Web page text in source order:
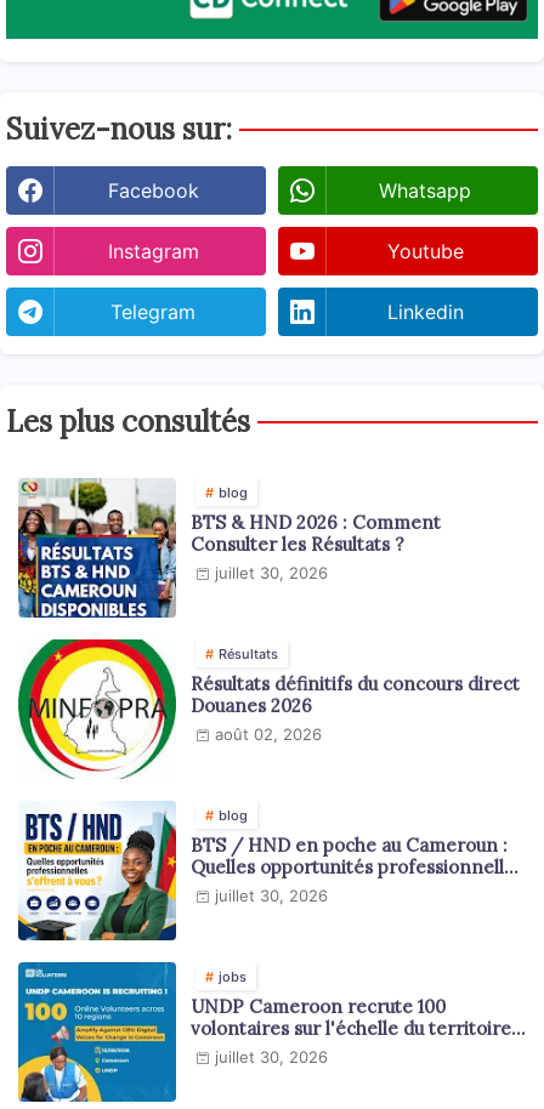
Suivez-nous sur:
Facebook Whatsapp
Instagram Youtube
Telegram Linkedin
Les plus consultés
blog
BTS & HND 2026 : Comment
Consulter les Résultats ?
juillet 30, 2026
Résultats
Résultats définitifs du concours direct
Douanes 2026
août 02, 2026
blog
BTS / HND en poche au Cameroun :
Quelles opportunités professionnelles
s'offrent à vous ?
juillet 30, 2026
jobs
UNDP Cameroon recrute 100
volontaires sur l'échelle du territoire
national
juillet 30, 2026